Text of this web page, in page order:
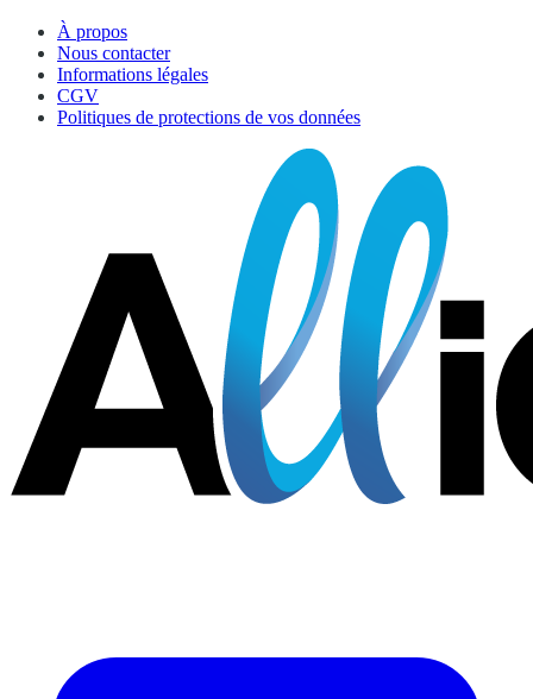
À propos
Nous contacter
Informations légales
CGV
Politiques de protections de vos données